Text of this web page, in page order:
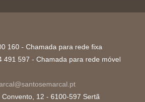
160 - Chamada para rede fixa
491 597 - Chamada para rede móvel
Convento, 12 - 6100-597 Sertã